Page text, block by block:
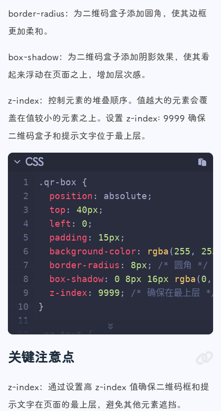
border-radius：为二维码盒子添加圆角，使其边框
更加柔和。
box-shadow：为二维码盒子添加阴影效果，使其看
起来浮动在页面之上，增加层次感。
z-index：控制元素的堆叠顺序。值越大的元素会覆
盖在值较小的元素之上。设置 z-index: 9999 确保
二维码盒子和提示文字位于最上层。
CSS
1
2
3
4
5
6
7
8
9
10
11
12
13
14
16
17
.qr-box {
position : absolute;
top : 40px ;
left : 0 ;
padding : 15px ;
background-color: rgba(255 , 255
border-radius : 8px ; /* 圆角 */
box-shadow: 0 8px 16px rgba(0 ,
z-index : 9999 ; /* 确保在最上层 */
}
.qr-text {
color
font-size
margin-bottom: 10px; /* 给文字下
z-index: 9999; /* 确保文字也在最
关键注意点
z-index：通过设置高 z-index 值确保二维码框和提
示文字在页面的最上层，避免其他元素遮挡。